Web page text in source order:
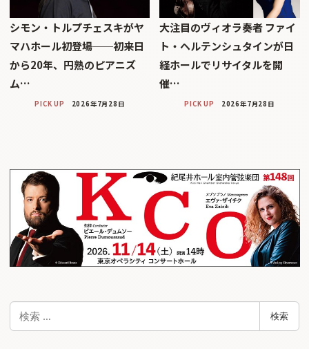
シモン・トルプチェスキがヤ
マハホール初登場──初来日
から20年、円熟のピアニズ
ム…
PICK UP 2026年7月28日
大注目のヴィオラ奏者 ファイ
ト・ヘルテンシュタインが日
経ホールでリサイタルを開
催…
PICK UP 2026年7月28日
検
検索